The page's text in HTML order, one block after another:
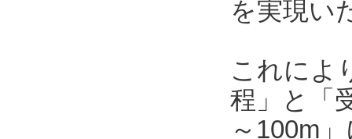
を実現い
これによ
程」と「
～100m